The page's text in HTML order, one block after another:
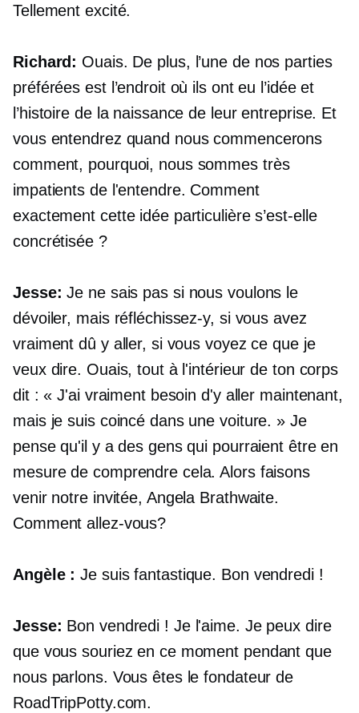
Tellement excité.
Richard: Ouais. De plus, l’une de nos parties
préférées est l’endroit où ils ont eu l’idée et
l’histoire de la naissance de leur entreprise. Et
vous entendrez quand nous commencerons
comment, pourquoi, nous sommes très
impatients de l'entendre. Comment
exactement cette idée particulière s’est-elle
concrétisée ?
Jesse: Je ne sais pas si nous voulons le
dévoiler, mais réfléchissez-y, si vous avez
vraiment dû y aller, si vous voyez ce que je
veux dire. Ouais, tout à l'intérieur de ton corps
dit : « J'ai vraiment besoin d'y aller maintenant,
mais je suis coincé dans une voiture. » Je
pense qu'il y a des gens qui pourraient être en
mesure de comprendre cela. Alors faisons
venir notre invitée, Angela Brathwaite.
Comment allez-vous?
Angèle : Je suis fantastique. Bon vendredi !
Jesse: Bon vendredi ! Je l'aime. Je peux dire
que vous souriez en ce moment pendant que
nous parlons. Vous êtes le fondateur de
RoadTripPotty.com.